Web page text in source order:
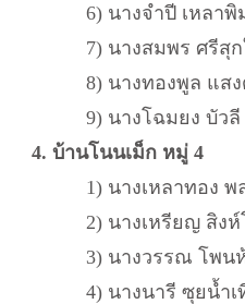
6) นางจำปี เหลาพิ
7) นางสมพร ศรีสุก
8) นางทองพูล แสง
9) นางโฉมยง บัวลี
4. บ้านโนนเม็ก หมู่
1) นางเหลาทอง พ
2) นางเหรียญ สิงห์
3) นางวรรณ โพนห้
4) นางนารี ซุยน้ำเ